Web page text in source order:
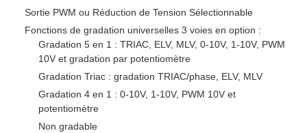
Sortie PWM ou Réduction de Tension Sélectionnable
Fonctions de gradation universelles 3 voies en option :
Gradation 5 en 1 : TRIAC, ELV, MLV, 0-10V, 1-10V, PWM
10V et gradation par potentiomètre
Gradation Triac : gradation TRIAC/phase, ELV, MLV
Gradation 4 en 1 : 0-10V, 1-10V, PWM 10V et
potentiomètre
Non gradable